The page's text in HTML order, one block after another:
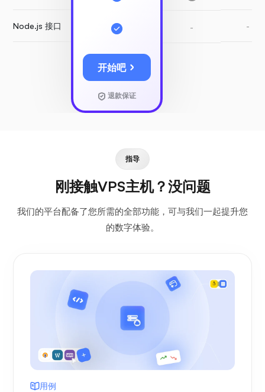
Node.js 接口
开始吧
退款保证
- -
指导
刚接触VPS主机？没问题
我们的平台配备了您所需的全部功能，可与我们一起提升您
的数字体验。
用例